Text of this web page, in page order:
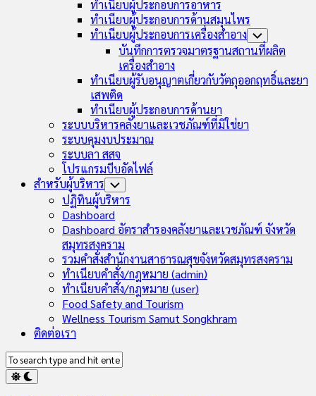
ทำเนียบผู้ประกอบการอาหาร
ทำเนียบผู้ประกอบการด้านสมุนไพร
ทำเนียบผู้ประกอบการเครื่องสำอาง Toggle
Child
Menu
บันทึกการตรวจมาตรฐานสถานที่ผลิต
เครื่องสำอาง
ทำเนียบผู้รับอนุญาตเกี่ยวกับวัตถุออกฤทธิ์และยา
เสพติด
ทำเนียบผู้ประกอบการด้านยา
ระบบบริหารคลังยาและเวชภัณฑ์ที่มิใช่ยา
ระบบคุมงบประมาณ
ระบบลา สสจ
โปรแกรมบีบอัดไฟล์
สำหรับผู้บริหาร Toggle
Child
Menu
ปฏิทินผู้บริหาร
Dashboard
Dashboard อัตราสำรองคลังยาและเวชภัณฑ์ จังหวัด
สมุทรสงคราม
รวมคำสั่งสำนักงานสาธารณสุขจังหวัดสมุทรสงคราม
ทำเนียบคำสั่ง/กฎหมาย (admin)
ทำเนียบคำสั่ง/กฎหมาย (user)
Food Safety and Tourism
Wellness Tourism Samut Songkhram
ติดต่อเรา